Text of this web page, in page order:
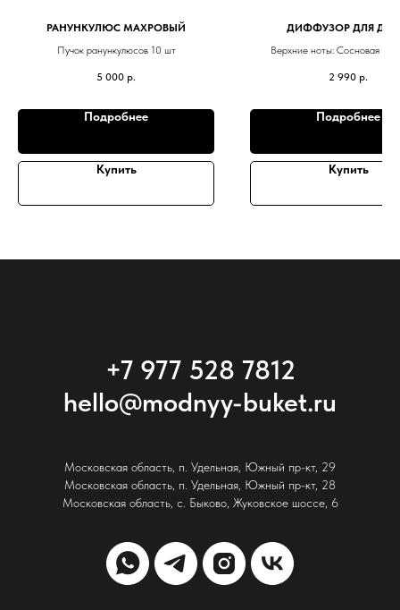
РАНУНКУЛЮС МАХРОВЫЙ
Пучок ранункулюсов 10 шт
5 000 р.
Подробнее
Купить
ДИФФУЗОР ДЛЯ
Верхние ноты: Сосновая
Базовые ноты: Мох, мускус,
2 990 р.
Подробнее
Купить
+7 977 528 7812
hello@modnyy-buket.ru
Московская область, п. Удельная, Южный пр-кт, 29
Московская область, п. Удельная, Южный пр-кт, 28
Московская область, с. Быково, Жуковское шоссе, 6